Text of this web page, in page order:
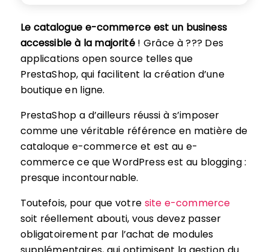
Le catalogue e-commerce est un business
accessible à la majorité! Grâce à ??? Des
applications open source telles que
PrestaShop, qui facilitent la création d’une
boutique en ligne.
PrestaShop a d’ailleurs réussi à s’imposer
comme une véritable référence en matière de
cataloque e-commerce et est au e-
commerce ce que WordPress est au blogging :
presque incontournable.
Toutefois, pour que votre site e-commerce
soit réellement abouti, vous devez passer
obligatoirement par l’achat de modules